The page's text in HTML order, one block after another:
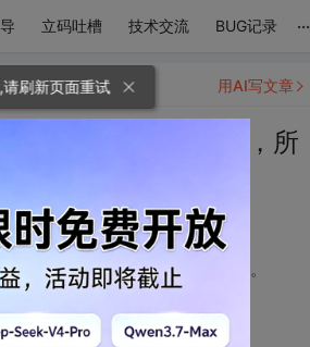
立码吐槽 技术交流 BUG记录 ...
些羞涩的，心动的，所
回答，所有瞬间里的你，我都爱。
用AI写文章
请刷新页面重试